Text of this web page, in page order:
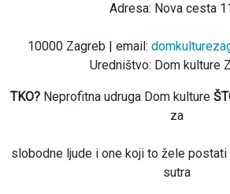
Adresa: Nova cesta
10000 Zagreb | email:
Uredništvo: Dom kulture
TKO?Neprofitna udruga Dom kulture
za
slobodne ljude i one koji to žele postati
sutra